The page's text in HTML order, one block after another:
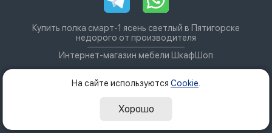
Купить полка смарт-1 ясень светлый в Пятигорске
недорого от производителя
Интернет-магазин мебели ШкафШоп
На сайте используются Cookie
Хорошо